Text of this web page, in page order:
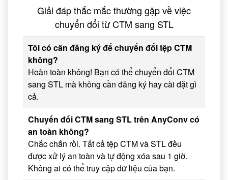
Giải đáp thắc mắc thường gặp về việc
chuyển đổi từ CTM sang STL
Tôi có cần đăng ký để chuyển đổi tệp CTM
không?
Hoàn toàn không! Bạn có thể chuyển đổi CTM
sang STL mà không cần đăng ký hay cài đặt gì
cả.
Chuyển đổi CTM sang STL trên AnyConv có
an toàn không?
Chắc chắn rồi. Tất cả tệp CTM và STL đều
được xử lý an toàn và tự động xóa sau 1 giờ.
Không ai có thể truy cập dữ liệu của bạn.